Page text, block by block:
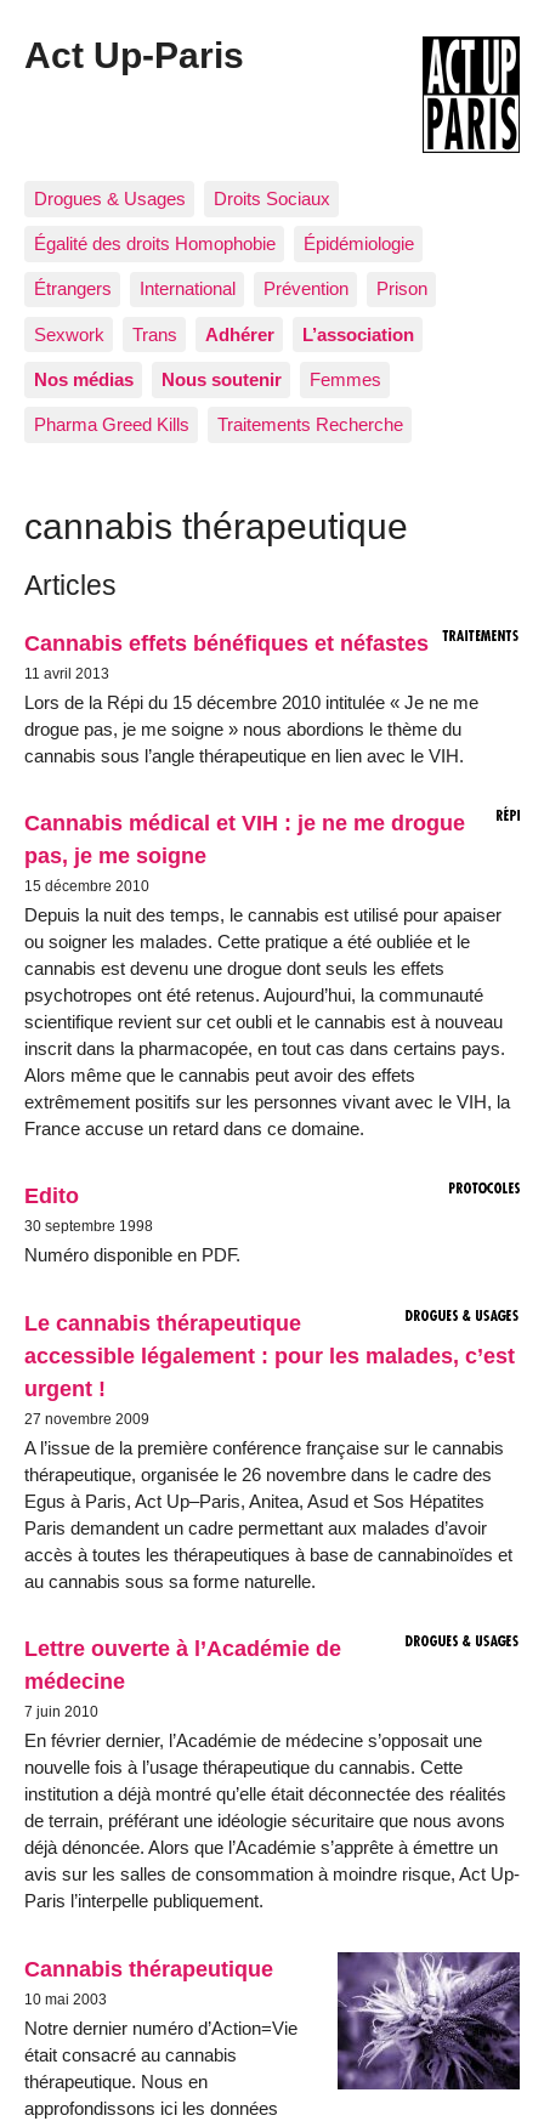
Act Up-Paris
Drogues & Usages Droits Sociaux
Égalité des droits Homophobie Épidémiologie
Étrangers International Prévention Prison
Sexwork Trans Adhérer L’association
Nos médias Nous soutenir Femmes
Pharma Greed Kills Traitements Recherche
cannabis thérapeutique
Articles
Cannabis effets bénéfiques et néfastes
11 avril 2013
Lors de la Répi du 15 décembre 2010 intitulée « Je ne me
drogue pas, je me soigne » nous abordions le thème du
cannabis sous l’angle thérapeutique en lien avec le VIH.
Cannabis médical et VIH : je ne me drogue
pas, je me soigne
15 décembre 2010
Depuis la nuit des temps, le cannabis est utilisé pour apaiser
ou soigner les malades. Cette pratique a été oubliée et le
cannabis est devenu une drogue dont seuls les effets
psychotropes ont été retenus. Aujourd’hui, la communauté
scientifique revient sur cet oubli et le cannabis est à nouveau
inscrit dans la pharmacopée, en tout cas dans certains pays.
Alors même que le cannabis peut avoir des effets
extrêmement positifs sur les personnes vivant avec le VIH, la
France accuse un retard dans ce domaine.
Edito
30 septembre 1998
Numéro disponible en PDF.
Le cannabis thérapeutique
accessible légalement : pour les malades, c’est
urgent !
27 novembre 2009
A l’issue de la première conférence française sur le cannabis
thérapeutique, organisée le 26 novembre dans le cadre des
Egus à Paris, Act Up–Paris, Anitea, Asud et Sos Hépatites
Paris demandent un cadre permettant aux malades d’avoir
accès à toutes les thérapeutiques à base de cannabinoïdes et
au cannabis sous sa forme naturelle.
Lettre ouverte à l’Académie de
médecine
7 juin 2010
En février dernier, l’Académie de médecine s’opposait une
nouvelle fois à l’usage thérapeutique du cannabis. Cette
institution a déjà montré qu’elle était déconnectée des réalités
de terrain, préférant une idéologie sécuritaire que nous avons
déjà dénoncée. Alors que l’Académie s’apprête à émettre un
avis sur les salles de consommation à moindre risque, Act Up-
Paris l’interpelle publiquement.
Cannabis thérapeutique
10 mai 2003
Notre dernier numéro d’Action=Vie
était consacré au cannabis
thérapeutique. Nous en
approfondissons ici les données